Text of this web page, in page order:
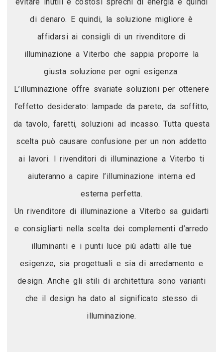
di denaro. E quindi, la soluzione migliore è
affidarsi ai consigli di un rivenditore di
illuminazione a Viterbo che sappia proporre la
giusta soluzione per ogni esigenza.
L’illuminazione offre svariate soluzioni per ottenere
l’effetto desiderato: lampade da parete, da soffitto,
da tavolo, faretti, soluzioni ad incasso. Tutta questa
scelta può causare confusione per un non addetto
ai lavori. I rivenditori di illuminazione a Viterbo ti
aiuteranno a capire l’illuminazione interna ed
esterna perfetta.
Un rivenditore di illuminazione a Viterbo sa guidarti
e consigliarti nella scelta dei complementi d’arredo
illuminanti e i punti luce più adatti alle tue
esigenze, sia progettuali e sia di arredamento e
design. Anche gli stili di architettura sono varianti
che il design ha dato al significato stesso di
illuminazione.